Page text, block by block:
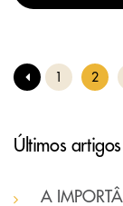
1 2
Últimos artigos
A